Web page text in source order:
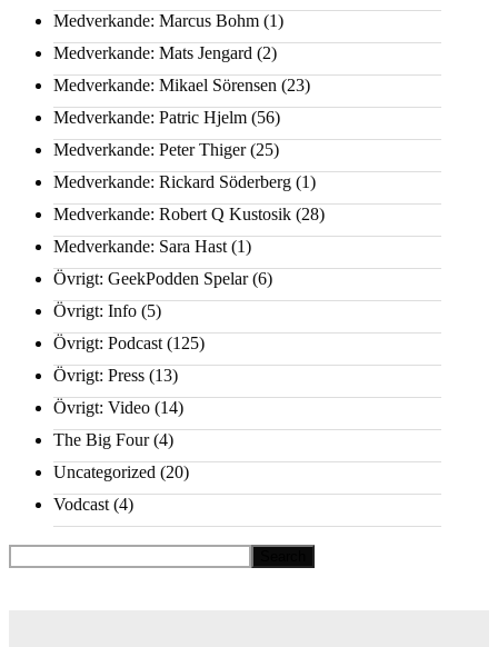
Medverkande: Marcus Bohm (1)
Medverkande: Mats Jengard (2)
Medverkande: Mikael Sörensen (23)
Medverkande: Patric Hjelm (56)
Medverkande: Peter Thiger(25)
Medverkande: Rickard Söderberg (1)
Medverkande: Robert Q Kustosik (28)
Medverkande: Sara Hast (1)
Övrigt: GeekPodden Spelar(6)
Övrigt: Info (5)
Övrigt: Podcast (125)
Övrigt: Press (13)
Övrigt: Video (14)
The Big Four(4)
Uncategorized (20)
Vodcast (4)